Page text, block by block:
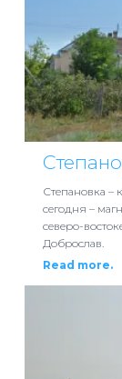
Степановка –
сегодня –
северо-
Доброслав.
Read more.